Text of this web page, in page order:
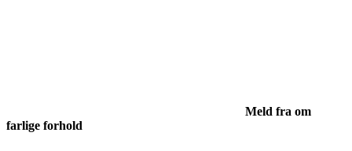
Meld fra om
farlige forhold